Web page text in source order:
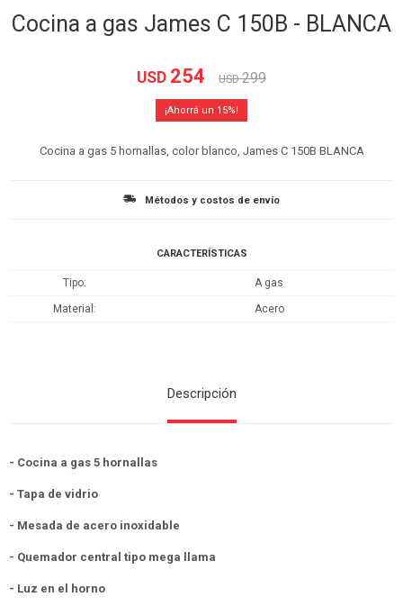
Cocina a gas James C 150B - BLANCA
USD 254 USD 299
15
Cocina a gas 5 hornallas, color blanco, James C 150B BLANCA
Métodos y costos de envío
CARACTERÍSTICAS
Tipo A gas
Material Acero
Descripción
- Cocina a gas 5 hornallas
- Tapa de vidrio
- Mesada de acero inoxidable
- Quemador central tipo mega llama
- Luz en el horno